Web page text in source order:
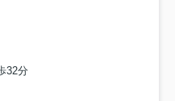
32分